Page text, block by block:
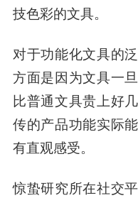
技色彩的文具。
对于功能化文具的
方面是因为文具一
比普通文具贵上好
传的产品功能实际
有直观感受。
惊蛰研究所在社交